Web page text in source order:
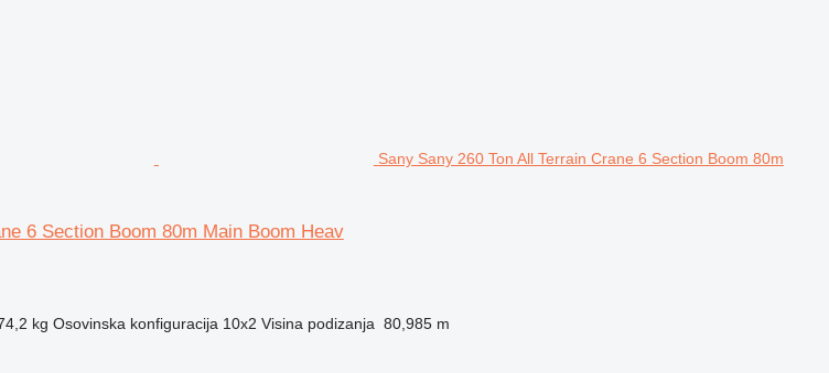
Sany Sany 260 Ton All Terrain Crane 6 Section Boom 80m
6 Section Boom 80m Main Boom Heav
kg Osovinska konfiguracija 10x2 Visina podizanja 80,985 m